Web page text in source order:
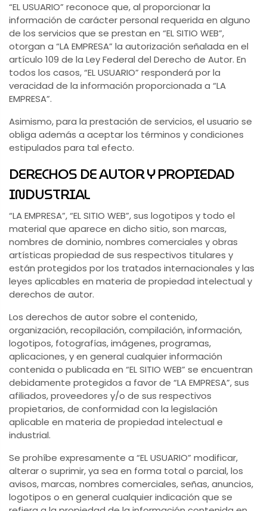
“EL USUARIO” reconoce que, al proporcionar la
información de carácter personal requerida en alguno
de los servicios que se prestan en “EL SITIO WEB”,
otorgan a “LA EMPRESA” la autorización señalada en el
artículo 109 de la Ley Federal del Derecho de Autor. En
todos los casos, “EL USUARIO” responderá por la
veracidad de la información proporcionada a “LA
EMPRESA”.
Asimismo, para la prestación de servicios, el usuario se
obliga además a aceptar los términos y condiciones
estipulados para tal efecto.
DERECHOS DE AUTOR Y PROPIEDAD
INDUSTRIAL
“LA EMPRESA”, “EL SITIO WEB”, sus logotipos y todo el
material que aparece en dicho sitio, son marcas,
nombres de dominio, nombres comerciales y obras
artísticas propiedad de sus respectivos titulares y
están protegidos por los tratados internacionales y las
leyes aplicables en materia de propiedad intelectual y
derechos de autor.
Los derechos de autor sobre el contenido,
organización, recopilación, compilación, información,
logotipos, fotografías, imágenes, programas,
aplicaciones, y en general cualquier información
contenida o publicada en “EL SITIO WEB” se encuentran
debidamente protegidos a favor de “LA EMPRESA”, sus
afiliados, proveedores y/o de sus respectivos
propietarios, de conformidad con la legislación
aplicable en materia de propiedad intelectual e
industrial.
Se prohíbe expresamente a “EL USUARIO” modificar,
alterar o suprimir, ya sea en forma total o parcial, los
avisos, marcas, nombres comerciales, señas, anuncios,
logotipos o en general cualquier indicación que se